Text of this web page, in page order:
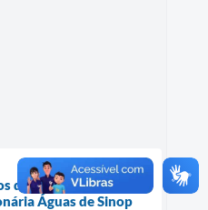
de recuperação de
Águas de Sinop